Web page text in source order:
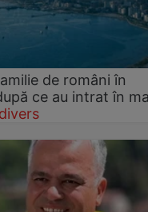
de români în
ce au intrat în